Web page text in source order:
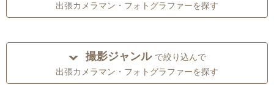
出張カメラマン・フォトグラファーを探す
撮影ジャンル で絞り込んで
出張カメラマン・フォトグラファーを探す